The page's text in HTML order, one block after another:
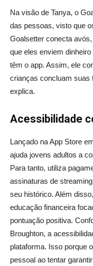
Na visão de Tanya, o
das pessoas, visto que
Goalsetter conecta
que eles enviem
têm o app. Assim, ele
crianças concluam suas
explica.
Acessibilidade
Lançado na App Store
ajuda jovens adultos a
Para tanto, utiliza
assinaturas de
seu histórico. Além
educação financeira
pontuação positiva.
Broughton, a
plataforma. Isso porque
pessoal ao tentar